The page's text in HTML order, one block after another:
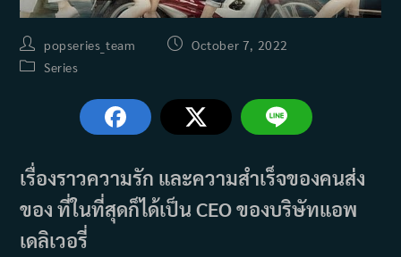
Post
author:
popseries_team
PostOctober 7, 2022
PostSeries
เรื่องราวความรัก และความสำเร็จของคนส่ง
ของ ที่ในที่สุดก็ได้เป็น CEO ของบริษัทแอพ
เดลิเวอรี่